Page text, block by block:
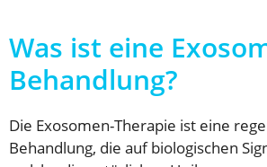
Was ist eine
Behandlung?
Die Exosomen-Therapie ist eine
Behandlung, die auf biologischen